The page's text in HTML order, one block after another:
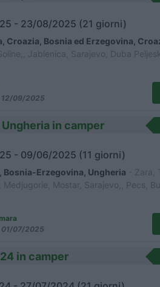
- 23/08/2025 (21 giorni)
Croazia, Bosnia ed Erzegovina,
Jablenica, Sarajevo, Duba
12/09/2025
in camper
- 09/06/2025 (11 giorni)
Bosnia-Erzegovina, Ungheria - Zara,
Medjugorie, Mostar, Sarajevo,, Pecs,
01/07/2025
in camper